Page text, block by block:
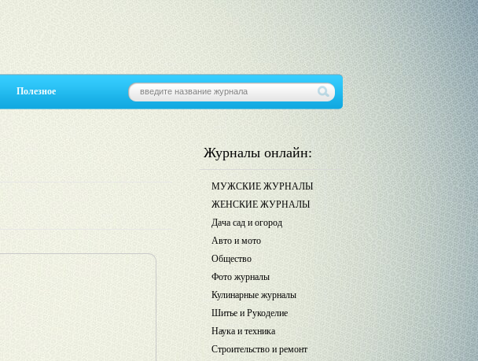
Полезное
Журналы онлайн:
МУЖСКИЕ ЖУРНАЛЫ
ЖЕНСКИЕ ЖУРНАЛЫ
Дача сад и огород
Авто и мото
Общество
Фото журналы
Кулинарные журналы
Шитье и Рукоделие
Наука и техника
Строительство и ремонт